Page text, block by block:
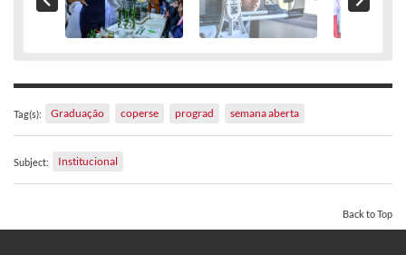
Tag(s): Graduação coperse prograd semana aberta
Subject: Institucional
Back to Top